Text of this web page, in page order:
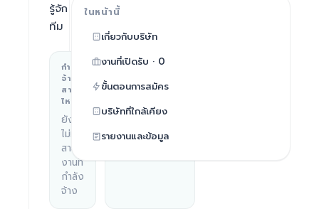
รู้จัก
ทีม
กำลัง
จ้าง
สาย
ไหน
ยัง
ไม่มี
สาย
งานที่
กำลัง
จ้าง
สถานที่ทำงาน
Thailand
ในหน้านี้
เกี่ยวกับบริษัท
งานที่เปิดรับ · 0
ขั้นตอนการสมัคร
บริษัทที่ใกล้เคียง
รายงานและข้อมูล